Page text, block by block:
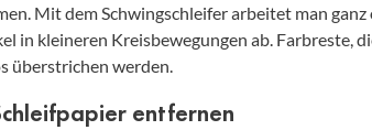
Mit dem Schwingschleifer arbeitet man
in kleineren Kreisbewegungen ab. Farbreste,
überstrichen werden.
entfernen